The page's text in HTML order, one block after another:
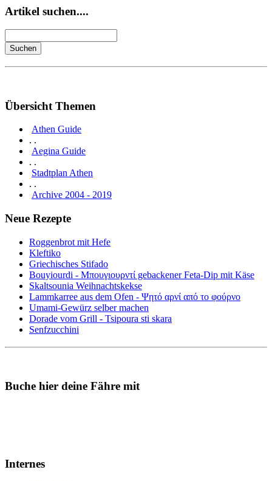
Artikel suchen....
Übersicht Themen
Athen Guide
. .
Aegina Guide
. .
Stadtplan Athen
. .
Archive 2004 - 2019
Neue Rezepte
Roggenbrot mit Hefe
Kleftiko
Griechisches Stifado
Bouyiourdi - Μπουγιουρντί gebackener Feta-Dip mit Käse
Skaltsounia Weihnachtskekse
Lammkarree aus dem Ofen - Ψητό αρνί από το φούρνο
Umami-Gewürz selber machen
Dorade vom Grill - Tsipoura sti skara
Senfzucchini
Buche hier deine Fähre mit
Internes